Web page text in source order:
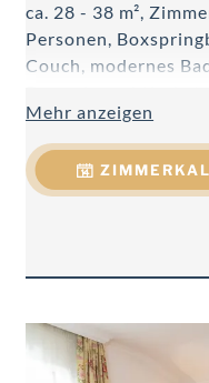
ca. 28 - 38 m²,
Personen,
Couch, modernes
Handtuchtrockner,
Kabel-Flat-TV, W-
Balkon.
Mehr anzeigen